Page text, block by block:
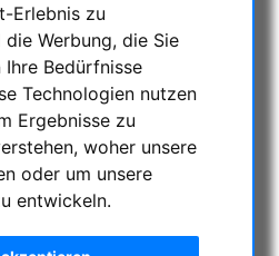
Erlebnis zu
Werbung, die Sie
Ihre Bedürfnisse
Technologien nutzen
Ergebnisse zu
woher unsere
oder um unsere
entwickeln.